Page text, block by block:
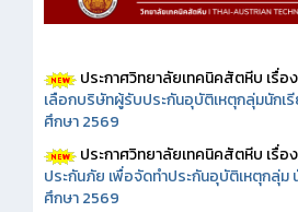
ประกาศวิทยาลัยเทคนิคสัตหีบ เรื่อง
เลือกบริษัทผู้รับประกันอุบัติเหตุกลุ่มนักเ
ศึกษา 2569
ประกาศวิทยาลัยเทคนิคสัตหีบ เรื่อง
ประกันภัย เพื่อจัดทำประกันอุบัติเหตุกลุ่ม
ศึกษา 2569